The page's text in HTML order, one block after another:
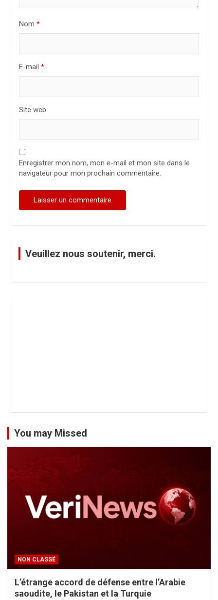
Nom *
E-mail *
Site web
Enregistrer mon nom, mon e-mail et mon site dans le
navigateur pour mon prochain commentaire.
Veuillez nous soutenir, merci.
You may Missed
NON CLASSÉ
L’étrange accord de défense entre l’Arabie
saoudite, le Pakistan et la Turquie